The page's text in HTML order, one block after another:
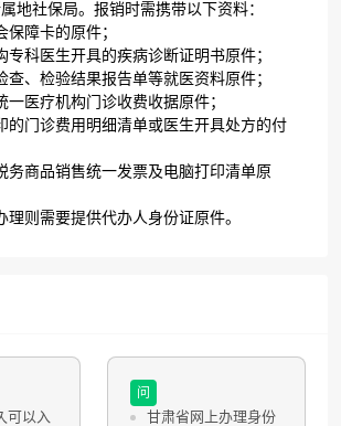
地社保局。报销时需携带以下资料：
保障卡的原件；
专科医生开具的疾病诊断证明书原件；
查、检验结果报告单等就医资料原件；
一医疗机构门诊收费收据原件；
的门诊费用明细清单或医生开具处方的付
务商品销售统一发票及电脑打印清单原
理则需要提供代办人身份证原件。
可以入
问
甘肃省网上办理身份